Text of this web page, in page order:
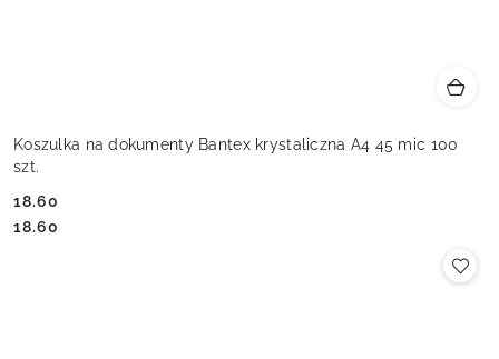
Koszulka na dokumenty Bantex krystaliczna A4 45 mic 100
szt.
Cena:
18.60
Cena:
18.60